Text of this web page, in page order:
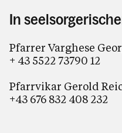
In
Pfarrer Varghese
+ 43 5522 73790 12
Pfarrvikar Gerold
+43 676 832 408 232